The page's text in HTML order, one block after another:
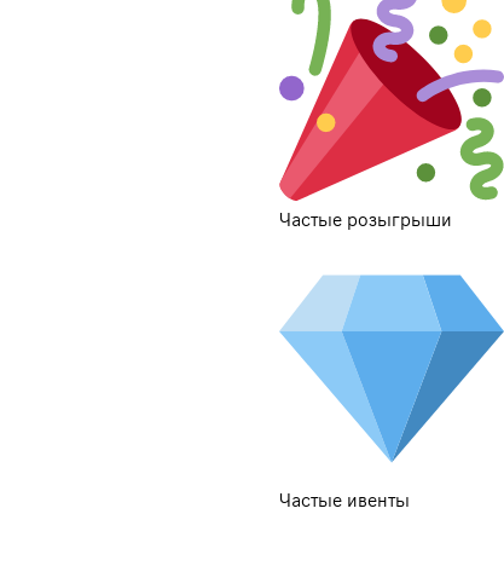
Частые розыгрыши
Частые ивенты